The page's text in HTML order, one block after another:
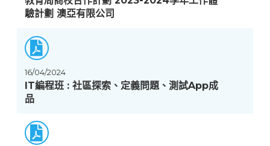
驗計劃 澳亞有限公司
16/04/2024
IT編程班 : 社區探索、定義問題、測試App成
品